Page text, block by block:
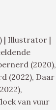
| Illustrator |
(2020),
(2022), Daar
van vuur